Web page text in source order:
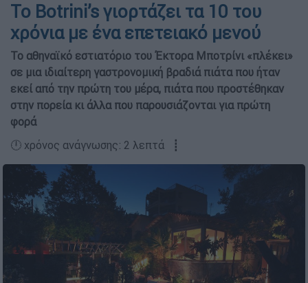
Το Botrini’s γιορτάζει τα 10 του
χρόνια με ένα επετειακό μενού
Το αθηναϊκό εστιατόριο του Έκτορα Μποτρίνι «πλέκει»
σε μια ιδιαίτερη γαστρονομική βραδιά πιάτα που ήταν
εκεί από την πρώτη του μέρα, πιάτα που προστέθηκαν
στην πορεία κι άλλα που παρουσιάζονται για πρώτη
φορά
🕛 χρόνος ανάγνωσης: 2 λεπτά ┋